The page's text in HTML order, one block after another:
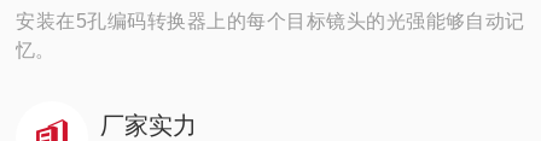
安装在5孔编码转换器上的每个目标镜头的光强能够自动记
忆。
厂家实力